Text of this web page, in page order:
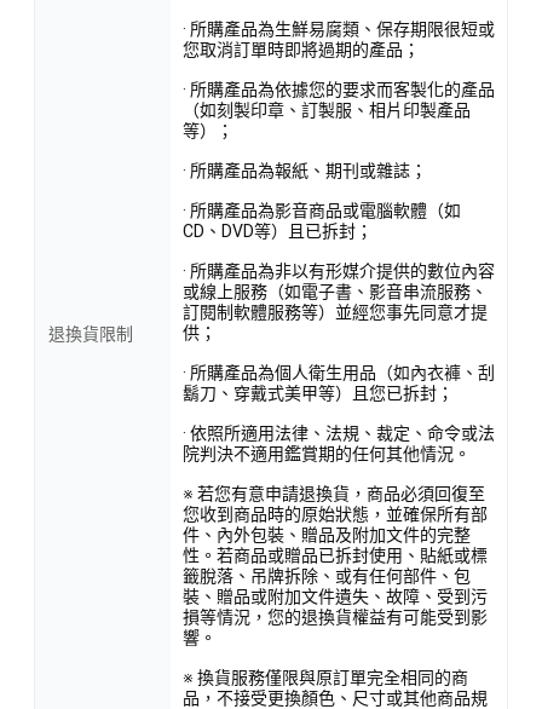
退換貨限制
· 所購產品為生鮮易腐類、保存期限很短或
您取消訂單時即將過期的產品；
· 所購產品為依據您的要求而客製化的產品
（如刻製印章、訂製服、相片印製產品
等）；
· 所購產品為報紙、期刊或雜誌；
· 所購產品為影音商品或電腦軟體（如
CD、DVD等）且已拆封；
· 所購產品為非以有形媒介提供的數位內容
或線上服務（如電子書、影音串流服務、
訂閱制軟體服務等）並經您事先同意才提
供；
· 所購產品為個人衛生用品（如內衣褲、刮
鬍刀、穿戴式美甲等）且您已拆封；
· 依照所適用法律、法規、裁定、命令或法
院判決不適用鑑賞期的任何其他情況。
※ 若您有意申請退換貨，商品必須回復至
您收到商品時的原始狀態，並確保所有部
件、內外包裝、贈品及附加文件的完整
性。若商品或贈品已拆封使用、貼紙或標
籤脫落、吊牌拆除、或有任何部件、包
裝、贈品或附加文件遺失、故障、受到污
損等情況，您的退換貨權益有可能受到影
響。
※ 換貨服務僅限與原訂單完全相同的商
品，不接受更換顏色、尺寸或其他商品規